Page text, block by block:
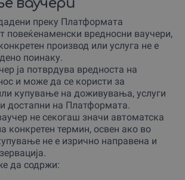
ваучери
преку Платформата
повеќенаменски вредносни ваучери,
производ или услуга не е
поинаку.
ја потврдува вредноста на
и може да се користи за
купување на доживувања, услуги
достапни на Платформата.
не секогаш значи автоматска
конкретен термин, освен ако во
не е изрично направена и
да содржи: